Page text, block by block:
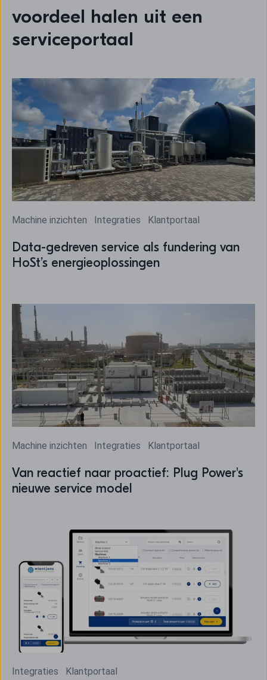
voordeel halen uit een
serviceportaal
Machine inzichten Integraties Klantportaal
Data-gedreven service als fundering van
HoSt’s energieoplossingen
Machine inzichten Integraties Klantportaal
Van reactief naar proactief: Plug Power's
nieuwe service model
Integraties Klantportaal